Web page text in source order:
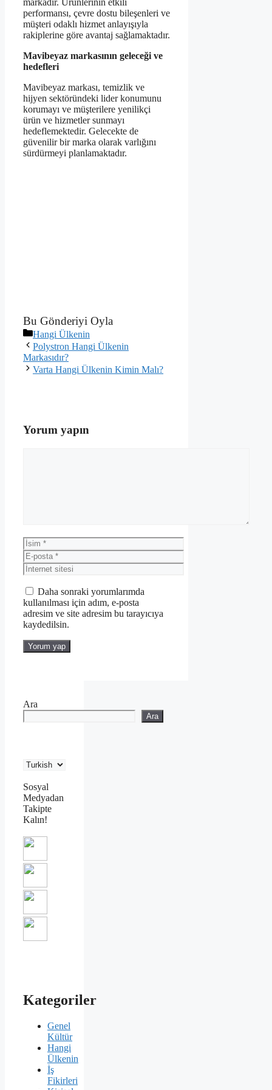
markadır. Ürünlerinin etkili
performansı, çevre dostu bileşenleri ve
müşteri odaklı hizmet anlayışıyla
rakiplerine göre avantaj sağlamaktadır.
Mavibeyaz markasının geleceği ve
hedefleri
Mavibeyaz markası, temizlik ve
hijyen sektöründeki lider konumunu
korumayı ve müşterilere yenilikçi
ürün ve hizmetler sunmayı
hedeflemektedir. Gelecekte de
güvenilir bir marka olarak varlığını
sürdürmeyi planlamaktadır.
Bu Gönderiyi Oyla
Kategoriler
Hangi Ülkenin
Polystron Hangi Ülkenin
Markasıdır?
Varta Hangi Ülkenin Kimin Malı?
Yorum yapın
İsim
E-
posta
İnternet
sitesi
Daha sonraki yorumlarımda
kullanılması için adım, e-posta
adresim ve site adresim bu tarayıcıya
kaydedilsin.
Ara
Ara
Sosyal
Medyadan
Takipte
Kalın!
Kategoriler
Genel
Kültür
Hangi
Ülkenin
İş
Fikirleri